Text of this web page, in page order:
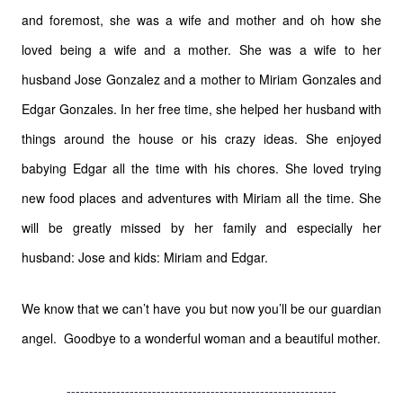
and foremost, she was a wife and mother and oh how she
loved being a wife and a mother. She was a wife to her
husband Jose Gonzalez and a mother to Miriam Gonzales and
Edgar Gonzales. In her free time, she helped her husband with
things around the house or his crazy ideas. She enjoyed
babying Edgar all the time with his chores. She loved trying
new food places and adventures with Miriam all the time. She
will be greatly missed by her family and especially her
husband: Jose and kids: Miriam and Edgar.
We know that we can’t have you but now you’ll be our guardian
angel. Goodbye to a wonderful woman and a beautiful mother.
------------------------------------------------------------